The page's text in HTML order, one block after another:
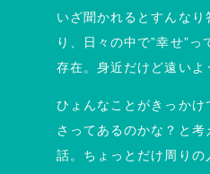
いざ聞かれるとすんなり
り、日々の中で”幸せ”っ
存在。身近だけど遠いよ
ひょんなことがきっかけ
さってあるのかな？と考
話。ちょっとだけ周りの